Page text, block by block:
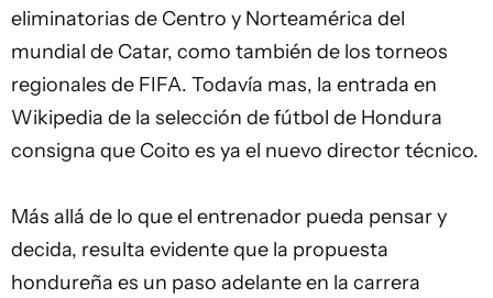
eliminatorias de Centro y Norteamérica del
mundial de Catar, como también de los torneos
regionales de FIFA. Todavía mas, la entrada en
Wikipedia de la selección de fútbol de Hondura
consigna que Coito es ya el nuevo director técnico.
Más allá de lo que el entrenador pueda pensar y
decida, resulta evidente que la propuesta
hondureña es un paso adelante en la carrera